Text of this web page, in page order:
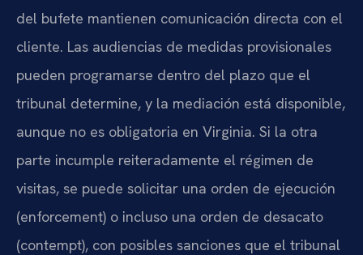
del bufete mantienen comunicación directa con el
cliente. Las audiencias de medidas provisionales
pueden programarse dentro del plazo que el
tribunal determine, y la mediación está disponible,
aunque no es obligatoria en Virginia. Si la otra
parte incumple reiteradamente el régimen de
visitas, se puede solicitar una orden de ejecución
(enforcement) o incluso una orden de desacato
(contempt), con posibles sanciones que el tribunal